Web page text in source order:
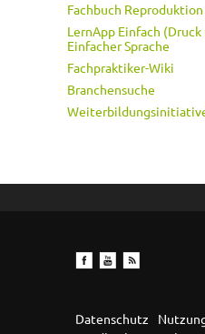
Fachbuch Reproduktion
LernApp Einfach
Einfacher Sprache
Fachpraktiker-Wiki
Branchensuche
Datenschutz